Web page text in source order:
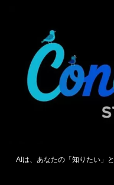
AIは、あなたの「知りたい」